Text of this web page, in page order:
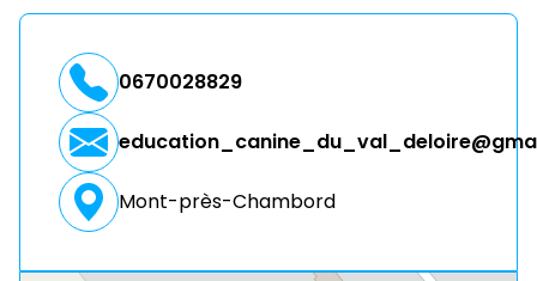
0670028829
Mont-près-Chambord